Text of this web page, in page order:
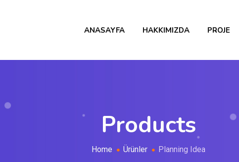
ANASAYFA HAKKIMIZDA PROJE
Products
Home Ürünler Planning Idea